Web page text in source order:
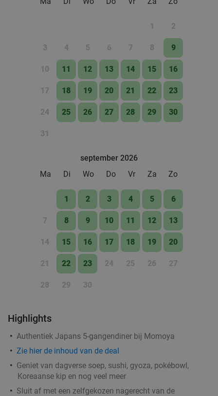
1 2
3 4 5 6 7 8 9
10 11 12 13 14 15 16
17 18 19 20 21 22 23
24 25 26 27 28 29 30
31
september 2026
Ma
Di Wo Do Vr Za Zo
1 2 3 4 5 6
7 8 9 10 11 12 13
14 15 16 17 18 19 20
21 22 23 24 25 26 27
28 29 30
Highlights
Authentiek Japans 5-gangendiner bij Momoya
Zie hier de inhoud van de deal
Geniet van dagverse soep, sushi, gyoza, pokébowl,
Koreaanse kip en nog veel meer
Sluit af met een zelfgekozen nagerecht van de